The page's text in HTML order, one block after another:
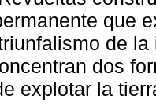
que
de
dos
explotar la